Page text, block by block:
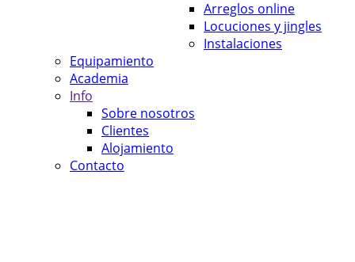
Arreglos online
Locuciones y jingles
Instalaciones
Equipamiento
Academia
Info
Sobre nosotros
Clientes
Alojamiento
Contacto